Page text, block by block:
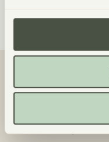
VANLIGA
Finns det